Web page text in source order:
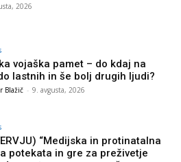
2026
vojaška pamet – do kdaj na
lastnih in še bolj drugih ljudi?
Blažič - 9. avgusta, 2026
“Medijska in protinatalna
potekata in gre za preživetje